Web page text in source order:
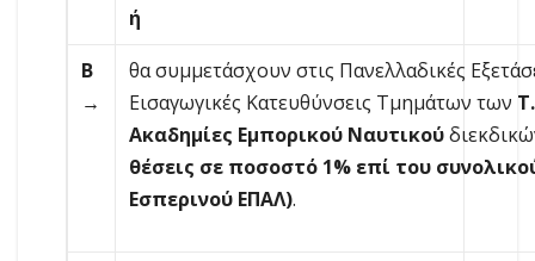
ή
Β
→
θα συμμετάσχουν στις Πανελλαδικές
Εισαγωγικές Κατευθύνσεις Τμημάτων των
Ακαδημίες Εμπορικού Ναυτικού
θέσεις σε ποσοστό 1% επί του
Εσπερινού ΕΠΑΛ).